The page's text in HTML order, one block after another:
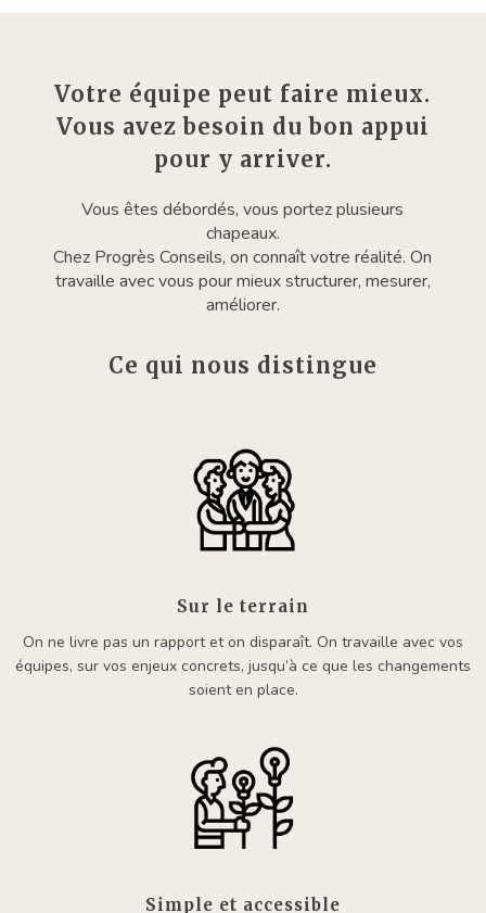
Votre équipe peut faire mieux.
Vous avez besoin du bon appui
pour y arriver.
Vous êtes débordés, vous portez plusieurs
chapeaux.
Chez Progrès Conseils, on connaît votre réalité. On
travaille avec vous pour mieux structurer, mesurer,
améliorer.
Ce qui nous distingue
Sur le terrain
On ne livre pas un rapport et on disparaît. On travaille avec vos
équipes, sur vos enjeux concrets, jusqu’à ce que les changements
soient en place.
Simple et accessible